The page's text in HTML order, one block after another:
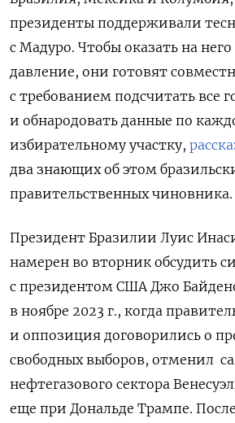
президенты поддерживали
с Мадуро. Чтобы оказать на
давление, они готовят
с требованием подсчитать все
и обнародовать данные по
избирательному участку,
два знающих об этом
правительственных чиновника.
Президент Бразилии Луис
намерен во вторник обсудить
с президентом США Джо
в ноябре 2023 г., когда
и оппозиция договорились о
свободных выборов, отменил
нефтегазового сектора
еще при Дональде Трампе.